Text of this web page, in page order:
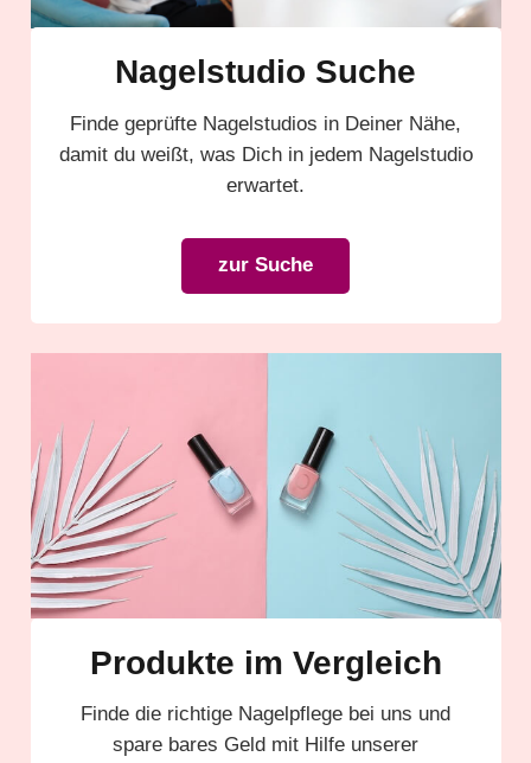
Nagelstudio Suche
Finde geprüfte Nagelstudios in Deiner Nähe,
damit du weißt, was Dich in jedem Nagelstudio
erwartet.
zur Suche
Produkte im Vergleich
Finde die richtige Nagelpflege bei uns und
spare bares Geld mit Hilfe unserer